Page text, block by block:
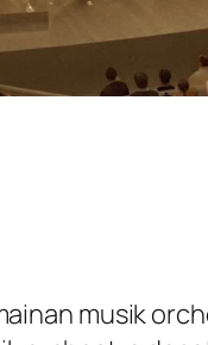
musik